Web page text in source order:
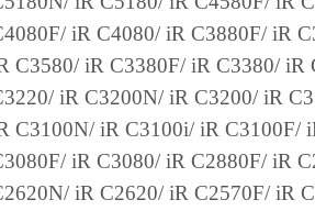
本ソフトウェア」およびその複
消去するものとします。
RESTRICTED
is a "commercial item," as that
(Oct 1995), consisting of
"commercial computer software
iR C4080/ iR C3880F/ iR
C3580/ iR C3380F/ iR C3380/ iR
iR C3200N/ iR C3200/ iR
C3100N/ iR C3100i/ iR C3100F/
iR C3080/ iR C2880F/ iR
iR C2620/ iR C2570F/ iR